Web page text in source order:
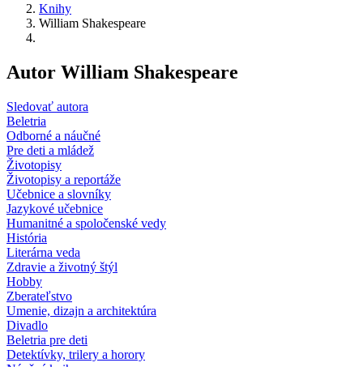
Knihy
William Shakespeare
Autor William Shakespeare
Sledovať autora
Beletria
Odborné a náučné
Pre deti a mládež
Životopisy
Životopisy a reportáže
Učebnice a slovníky
Jazykové učebnice
Humanitné a spoločenské vedy
História
Literárna veda
Zdravie a životný štýl
Hobby
Zberateľstvo
Umenie, dizajn a architektúra
Divadlo
Beletria pre deti
Detektívky, trilery a horory